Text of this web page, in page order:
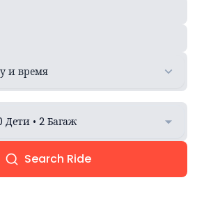
и время
Дети • 2 Багаж
Search Ride